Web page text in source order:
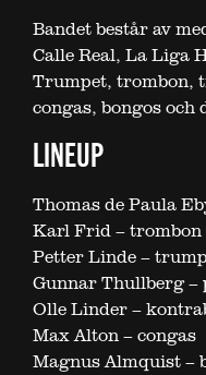
Bandet består av
Calle Real, La Liga
Trumpet, trombon,
congas, bongos och
LINEUP
Thomas de Paula
Karl Frid – trombon
Petter Linde –
Gunnar Thullberg –
Olle Linder –
Max Alton – congas
Magnus Almquist –